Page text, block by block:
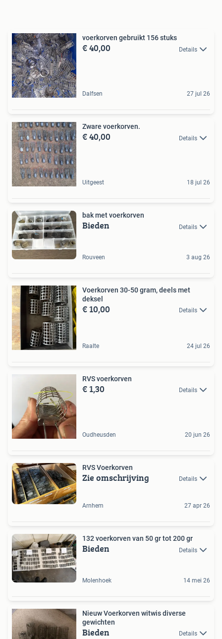
voerkorven gebruikt 156 stuks
€ 40,00 Details
Dalfsen 27 jul 26
Zware voerkorven.
€ 40,00 Details
Uitgeest 18 jul 26
bak met voerkorven
Bieden Details
Rouveen 3 aug 26
Voerkorven 30-50 gram, deels met
deksel
€ 10,00 Details
Raalte 24 jul 26
RVS voerkorven
€ 1,30 Details
Oudheusden 20 jun 26
RVS Voerkorven
Zie omschrijving Details
Arnhem 27 apr 26
132 voerkorven van 50 gr tot 200 gr
Bieden Details
Molenhoek 14 mei 26
Nieuw Voerkorven witwis diverse
gewichten
Bieden Details